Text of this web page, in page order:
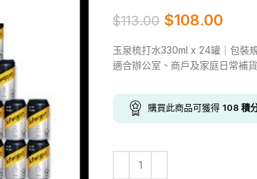
$113.00 $108.00
玉泉梳打水330ml x 24罐｜包裝
適合辦公室、商戶及家庭日常補
購買此商品可獲得 108 積